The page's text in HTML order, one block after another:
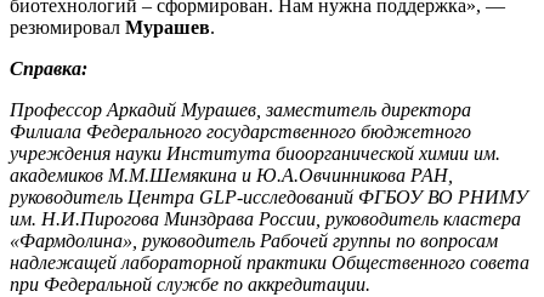
биотехнологий – сформирован. Нам нужна поддержка», —
резюмировал Мурашев.
Справка:
Профессор Аркадий Мурашев, заместитель директора
Филиала Федерального государственного бюджетного
учреждения науки Института биоорганической химии им.
академиков М.М.Шемякина и Ю.А.Овчинникова РАН,
руководитель Центра GLP-исследований ФГБОУ ВО РНИМУ
им. Н.И.Пирогова Минздрава России, руководитель кластера
«Фармдолина», руководитель Рабочей группы по вопросам
надлежащей лабораторной практики Общественного совета
при Федеральной службе по аккредитации.